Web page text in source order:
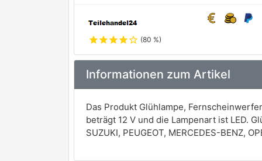
starstarstarstarstar_outline (80 %)
Informationen zum Artikel
Das Produkt Glühlampe,
beträgt 12 V und die Lampenart ist LED.
SUZUKI, PEUGEOT, MERCEDES-BENZ,